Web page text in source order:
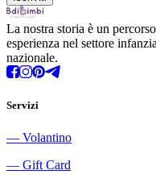
La nostra storia è un
esperienza nel settore
nazionale.
Servizi
― Volantino
― Gift Card